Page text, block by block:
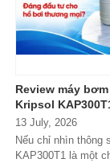
Review máy
Kripsol
đầu tư cho hồ
mại?
13 July, 2026
Nếu chỉ nhìn thông
KAP300T1 là một